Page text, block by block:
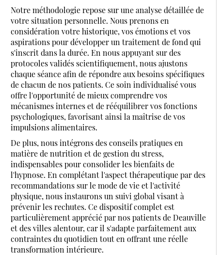
Notre méthodologie repose sur une analyse détaillée de
votre situation personnelle. Nous prenons en
considération votre historique, vos émotions et vos
aspirations pour développer un traitement de fond qui
s'inscrit dans la durée. En nous appuyant sur des
protocoles validés scientifiquement, nous ajustons
chaque séance afin de répondre aux besoins spécifiques
de chacun de nos patients. Ce soin individualisé vous
offre l'opportunité de mieux comprendre vos
mécanismes internes et de rééquilibrer vos fonctions
psychologiques, favorisant ainsi la maîtrise de vos
impulsions alimentaires.
De plus, nous intégrons des conseils pratiques en
matière de nutrition et de gestion du stress,
indispensables pour consolider les bienfaits de
l'hypnose. En complétant l'aspect thérapeutique par des
recommandations sur le mode de vie et l'activité
physique, nous instaurons un suivi global visant à
prévenir les rechutes. Ce dispositif complet est
particulièrement apprécié par nos patients de Deauville
et des villes alentour, car il s'adapte parfaitement aux
contraintes du quotidien tout en offrant une réelle
transformation intérieure.